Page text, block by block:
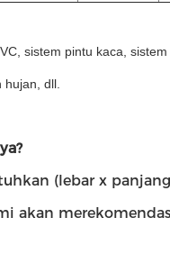
sistem pintu kaca,
dll.
(lebar x
akan